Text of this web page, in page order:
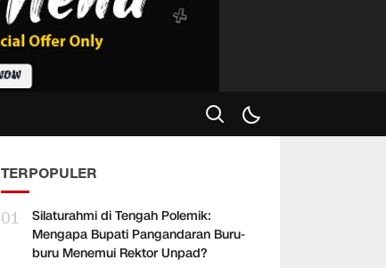
TERPOPULER
01
Silaturahmi di Tengah Polemik:
Mengapa Bupati Pangandaran Buru-
buru Menemui Rektor Unpad?